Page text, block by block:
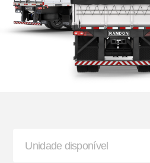
Buchas de Suspensão